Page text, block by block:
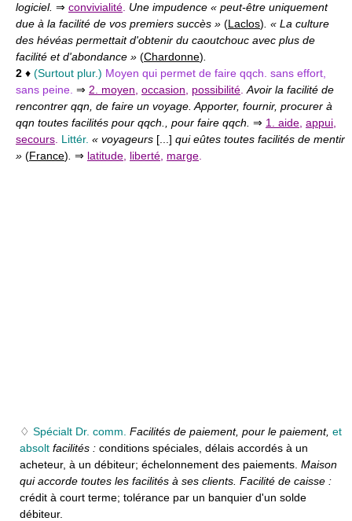
logiciel. ⇒ convivialité Une impudence « peut-être uniquement
due à la facilité de vos premiers succès » (Laclos) . « La culture
des hévéas permettait d'obtenir du caoutchouc avec plus de
facilité et d'abondance » (Chardonne)
2 ♦ (Surtout plur.) Moyen qui permet de faire qqch. sans effort,
sans peine. ⇒ 2. moyen occasion possibilité Avoir la facilité de
rencontrer qqn, de faire un voyage. Apporter, fournir, procurer à
qqn toutes facilités pour qqch., pour faire qqch. ⇒ 1. aide appui
secours Littér. « voyageurs [...] qui eûtes toutes facilités de mentir
» (France) ⇒ latitude liberté marge
♢ Spécialt Dr. comm. Facilités de paiement, pour le paiement, et
absolt facilités : conditions spéciales, délais accordés à un
acheteur, à un débiteur; échelonnement des paiements. Maison
qui accorde toutes les facilités à ses clients. Facilité de caisse :
crédit à court terme; tolérance par un banquier d'un solde
débiteur.